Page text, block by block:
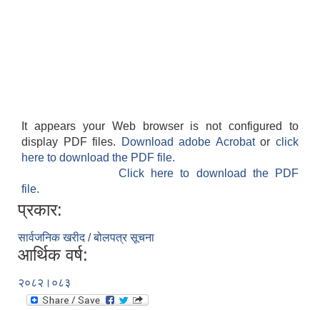
It appears your Web browser is not configured to
display PDF files.
Download adobe Acrobatorclick
here to download the PDF file.
Click here to download the PDF
file.
प्रकार:
सार्वजनिक खरीद / बोलपत्र सूचना
आर्थिक वर्ष:
२०८२।०८३